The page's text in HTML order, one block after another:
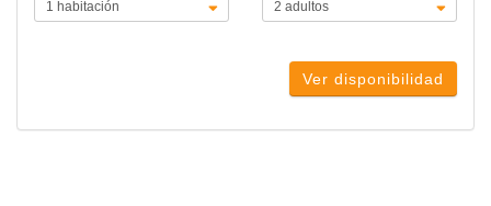
Ver disponibilidad